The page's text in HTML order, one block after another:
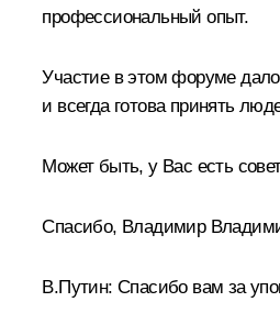
профессиональный опыт.
Участие в этом форуме
и всегда готова принять
Может быть, у Вас есть
Спасибо, Владимир
В.Путин: Спасибо вам за